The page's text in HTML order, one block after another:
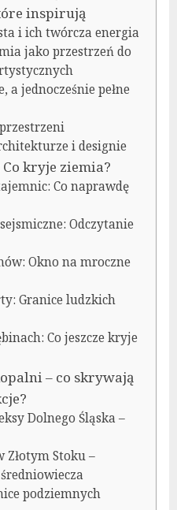
inspirują
i ich twórcza energia
jako przestrzeń do
a jednocześnie pełne
i designie
kryje ziemia?
Co naprawdę
Odczytanie
Okno na mroczne
Granice ludzkich
Co jeszcze kryje
– co skrywają
Dolnego Śląska –
Złotym Stoku –
podziemnych